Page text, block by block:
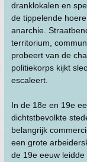
dranklokalen en
de tippelende
anarchie.
territorium,
probeert van de
politiekorps kijkt
escaleert.
In de 18e en 19e
dichtstbevolkte
belangrijk
een grote
de 19e eeuw